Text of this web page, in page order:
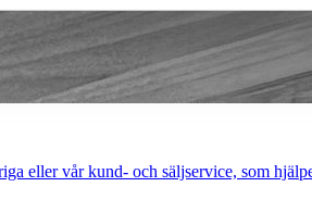
eller vår kund- och säljservice, som